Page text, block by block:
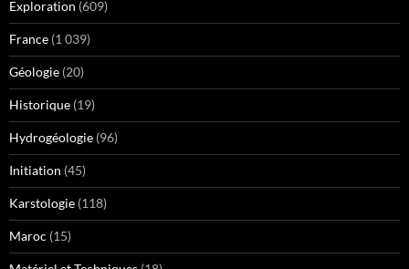
Exploration (609)
France (1 039)
Géologie (20)
Historique (19)
Hydrogéologie (96)
Initiation (45)
Karstologie (118)
Maroc (15)